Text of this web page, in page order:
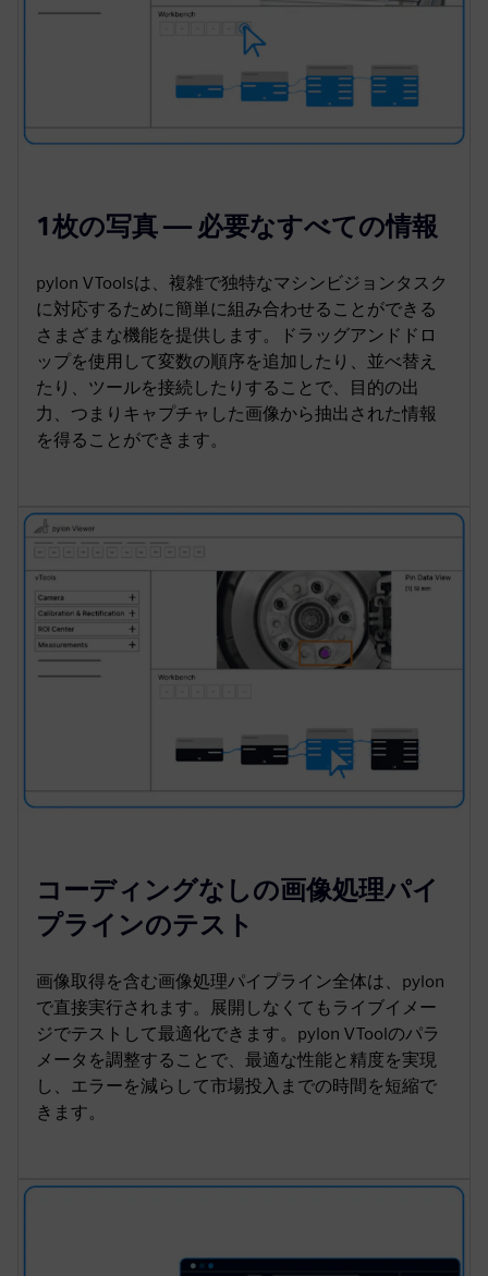
1枚の写真 — 必要なすべての情報
pylon VToolsは、複雑で独特なマシンビジョンタスク
に対応するために簡単に組み合わせることができる
さまざまな機能を提供します。ドラッグアンドドロ
ップを使用して変数の順序を追加したり、並べ替え
たり、ツールを接続したりすることで、目的の出
力、つまりキャプチャした画像から抽出された情報
を得ることができます。
コーディングなしの画像処理パイ
プラインのテスト
画像取得を含む画像処理パイプライン全体は、pylon
で直接実行されます。展開しなくてもライブイメー
ジでテストして最適化できます。pylon VToolのパラ
メータを調整することで、最適な性能と精度を実現
し、エラーを減らして市場投入までの時間を短縮で
きます。